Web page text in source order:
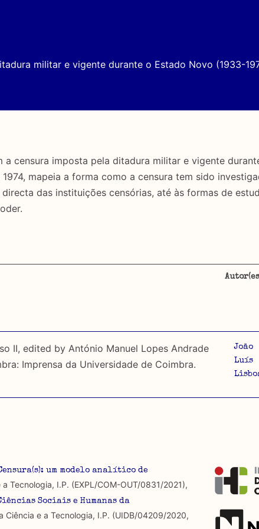
militar e vigente durante o Estado Novo (1933-
a censura imposta pela ditadura militar e vigente
mapeia a forma como a censura tem sido
das instituições censórias, até às formas de
censura desde que esta foi imposta em 1926. É feita
e o material publicado fora de Portugal ou depois
do seu conteúdo apenas sobre segundo.
tipo de documento, objectos trabalhados e arquivos
regulamentos provenientes de instituições de carácter
II, edited by António Manuel Lopes Andrade
Imprensa da Universidade de Coimbra.
João
Luís
um modelo analítico de
Tecnologia, I.P. (EXPL/COM-OUT/0831/2021),
Sociais e Humanas da
Ciência e a Tecnologia, I.P. (UIDB/04209/2020,